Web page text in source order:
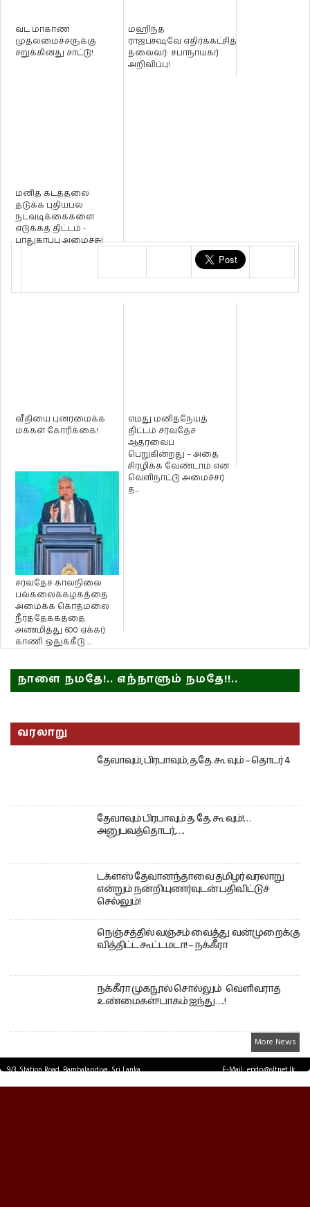
வட மாகாண
முதலமைச்சருக்கு
சறுக்கினது சாட்டு!
மஹிந்த
ராஜபக்ஷவே எதிர்க்கட்சித்
தலைவர்: சபாநாயகர்
அறிவிப்பு!
மனித கடத்தலை
தடுக்க புதியபல
நடவடிக்கைகளை
எடுக்கத் திட்டம் -
பாதுகாப்பு அமைச்சு!
வீதியை புனரமைக்க
மக்கள் கோரிக்கை!
எமது மனிதநேயத்
திட்டம் சர்வதேச
ஆதரவைப்
பெறுகின்றது – அதை
சிரழிக்க வேண்டாம் என
வெளிநாட்டு அமைச்சர்
த...
சர்வதேச காலநிலை
பல்கலைக்கழகத்தை
அமைக்க கொத்மலை
நீர்த்தேக்கத்தை
அண்மித்து 600 ஏக்கர்
காணி ஒதுக்கீடு ...
நாளை நமதே!.. எந்நாளும் நமதே!!..
வரலாறு
தேவாவும், பிரபாவும், த.தே. கூ வும் – தொடர் 4
தேவாவும் பிரபாவும் த. தே. கூ வும்!…
அனுபவத்தொடர்,….
டக்ளஸ் தேவானந்தாவை தமிழர் வரலாறு
என்றும் நன்றியுணர்வுடன் பதிவிட்டுச்
செல்லும்!
நெஞ்சத்தில் வஞ்சம் வைத்து வன்முறைக்கு
வித்திட்ட கூட்டமடா! – நக்கீரா
நக்கீரா முகநூல் சொல்லும் வெளிவராத
உண்மைகள்! பாகம் ஐந்து ….!
More News
9/3, Station Road, Bambalapitiya, Sri Lanka.
E-Mail: epdp@sltnet.lk